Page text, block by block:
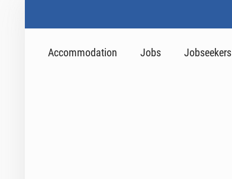
Accommodation Jobs Jobseekers